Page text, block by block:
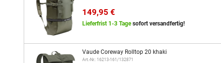
149,95 €
Lieferfrist 1-3 Tagesofort versandfertig!
Vaude Coreway Rolltop 20 khaki
Art.-Nr.: 16213-161/132871